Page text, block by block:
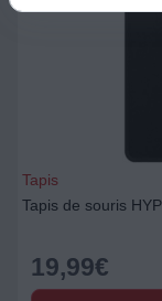
Tapis
Tapis de souris
19,99€